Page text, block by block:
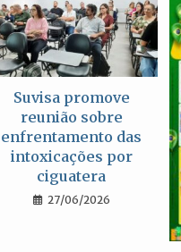
Suvisa promove
reunião sobre
enfrentamento das
intoxicações por
ciguatera
27/06/2026